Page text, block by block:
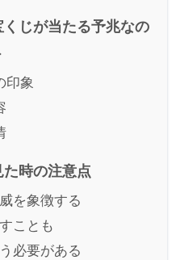
じが当たる予兆なの
印象
時の注意点
を象徴する
ことも
必要がある